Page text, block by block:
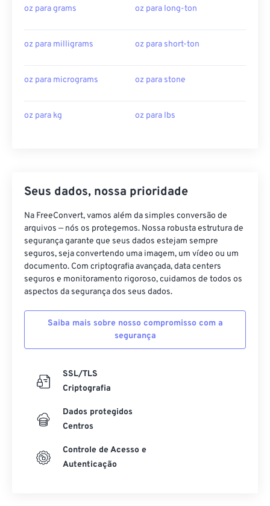
oz para grams oz para long-ton
oz para milligrams oz para short-ton
oz para micrograms oz para stone
oz para kg oz para lbs
Seus dados, nossa prioridade
Na FreeConvert, vamos além da simples conversão de
arquivos — nós os protegemos. Nossa robusta estrutura de
segurança garante que seus dados estejam sempre
seguros, seja convertendo uma imagem, um vídeo ou um
documento. Com criptografia avançada, data centers
seguros e monitoramento rigoroso, cuidamos de todos os
aspectos da segurança dos seus dados.
Saiba mais sobre nosso compromisso com a
segurança
SSL/TLS
Criptografia
Dados protegidos
Centros
Controle de Acesso e
Autenticação